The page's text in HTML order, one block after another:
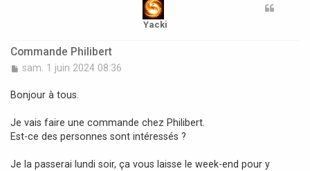
Yacki
Commande Philibert
M
s
g
e
sam. 1 juin 2024 08:36
Bonjour à tous.
Je vais faire une commande chez Philibert.
Est-ce des personnes sont intéressés ?
Je la passerai lundi soir, ça vous laisse le week-end pour y